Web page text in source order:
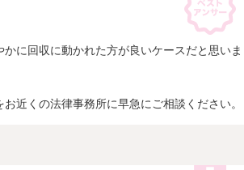
に回収に動かれた方が良いケースだと思いま
近くの法律事務所に早急にご相談ください。